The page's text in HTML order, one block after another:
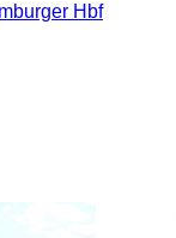
Hbf